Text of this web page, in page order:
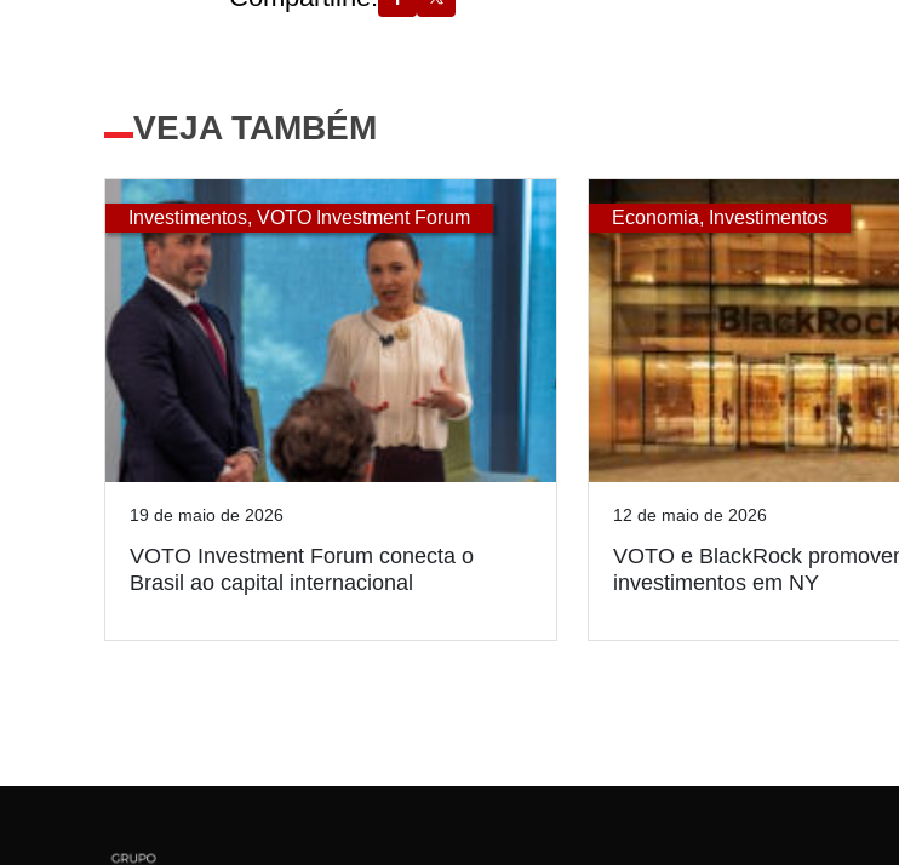
VEJA TAMBÉM
Investimentos, VOTO Investment Forum
19 de maio de 2026
VOTO Investment Forum conecta o
Brasil ao capital internacional
Economia, Investimentos
12 de maio de 2026
VOTO e BlackRock
investimentos em NY